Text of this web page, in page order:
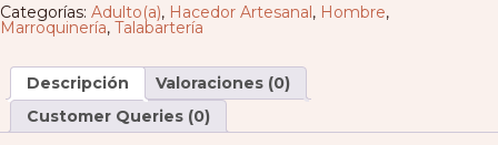
Categorías: Adulto(a), Hacedor Artesanal, Hombre,
Marroquinería, Talabartería
Descripción
Valoraciones (0)
Customer Queries (0)